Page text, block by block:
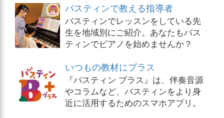
バスティンで教える指導者
バスティンでレッスンをしている先
生を地域別にご紹介。あなたもバス
ティンでピアノを始めませんか？
いつもの教材にプラス
『バスティン プラス』は、伴奏音源
やコラムなど、バスティンをより身
近に活用するためのスマホアプリ。